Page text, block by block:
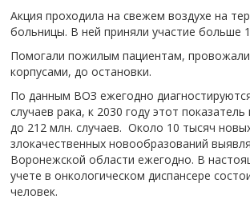
Акция проходила на свежем воздухе на
больницы. В ней приняли участие больше
Помогали пожилым пациентам,
корпусами, до остановки.
По данным ВОЗ ежегодно
случаев рака, к 2030 году этот
до 212 млн. случаев. Около 10 тысяч
злокачественных новообразований
Воронежской области ежегодно. В
учете в онкологическом диспансере
человек.